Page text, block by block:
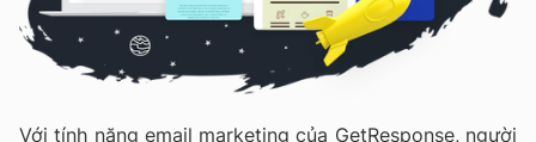
Với tính năng email marketing của GetResponse, người